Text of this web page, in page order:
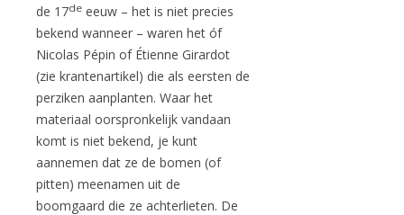
de 17de eeuw – het is niet precies
bekend wanneer – waren het óf
Nicolas Pépin of Étienne Girardot
(zie krantenartikel) die als eersten de
perziken aanplanten. Waar het
materiaal oorspronkelijk vandaan
komt is niet bekend, je kunt
aannemen dat ze de bomen (of
pitten) meenamen uit de
boomgaard die ze achterlieten. De